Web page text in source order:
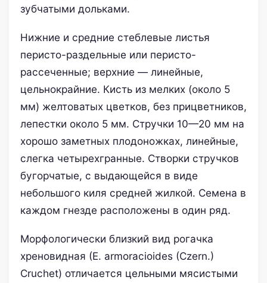
зубчатыми дольками.
Нижние и средние стеблевые листья
перисто-раздельные или перисто-
рассеченные; верхние — линейные,
цельнокрайние. Кисть из мелких (около 5
мм) желтоватых цветков, без прицветников,
лепестки около 5 мм. Стручки 10—20 мм на
хорошо заметных плодоножках, линейные,
слегка четырехгранные. Створки стручков
бугорчатые, с выдающейся в виде
небольшого киля средней жилкой. Семена в
каждом гнезде расположены в один ряд.
Морфологически близкий вид рогачка
хреновидная (Е. armoracioides (Czern.)
Cruchet) отличается цельными мясистыми